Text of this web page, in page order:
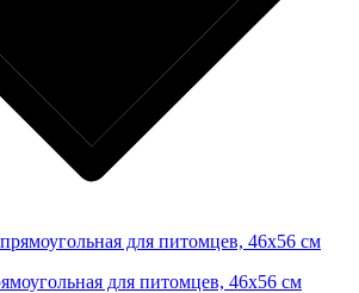
для питомцев, 46х56 см